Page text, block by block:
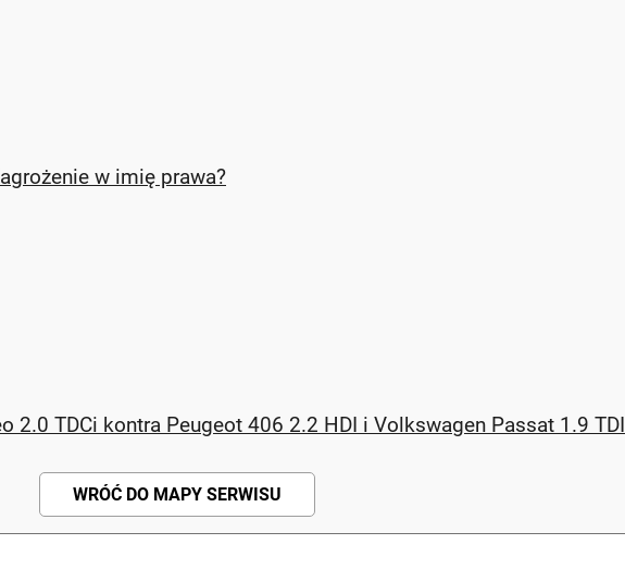
w imię prawa?
2.0 TDCi kontra Peugeot 406 2.2 HDI i Volkswagen Passat 1.9 TDI
WRÓĆ DO MAPY SERWISU